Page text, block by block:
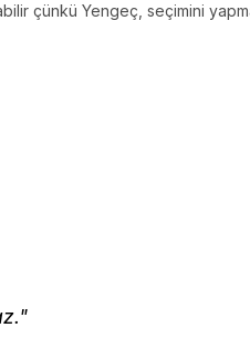
çünkü Yengeç, seçimini